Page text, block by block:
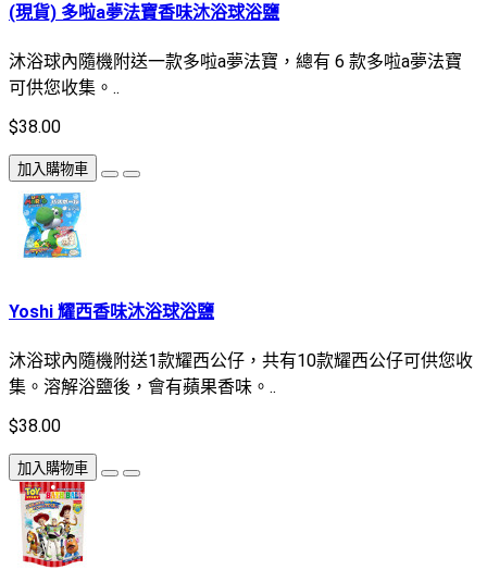
(現貨) 多啦a夢法寶香味沐浴球浴鹽
沐浴球內隨機附送一款多啦a夢法寶，總有 6 款多啦a夢法寶
可供您收集。..
$38.00
加入購物車
Yoshi 耀西香味沐浴球浴鹽
沐浴球內隨機附送1款耀西公仔，共有10款耀西公仔可供您收
集。溶解浴鹽後，會有蘋果香味。..
$38.00
加入購物車